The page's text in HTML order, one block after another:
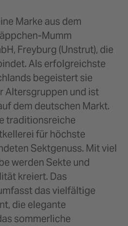
Marke aus dem
Mumm
Freyburg (Unstrut), die
Als erfolgreichste
begeistert sie
Altersgruppen und ist
dem deutschen Markt.
traditionsreiche
für höchste
Sektgenuss. Mit viel
werden Sekte und
kreiert. Das
das vielfältige
die elegante
sommerliche